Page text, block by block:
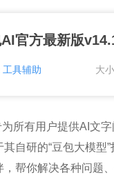
官方最新版
工具辅助 大
所有用户提供AI文
自研的“豆包大模
帮你解决各种问题